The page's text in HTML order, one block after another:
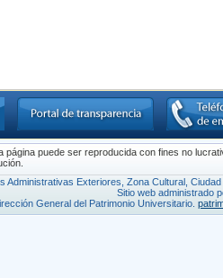
puede ser reproducida con fines no
Administrativas Exteriores, Zona Cultural,
Sitio web administrado
General del Patrimonio Universitario.